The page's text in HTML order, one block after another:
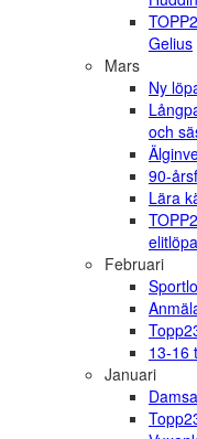
Gelius
Mars
Ny
och
90-
Lära
Februari
13-16
Januari